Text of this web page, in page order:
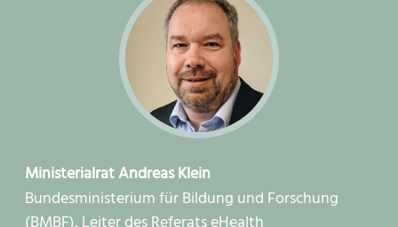
Ministerialrat Andreas Klein
Bundesministerium für Bildung und Forschung